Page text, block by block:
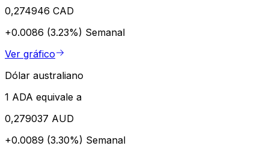
0,274946 CAD
+0.0086 (3.23%) Semanal
Ver gráfico
Dólar australiano
1 ADA equivale a
0,279037 AUD
+0.0089 (3.30%) Semanal